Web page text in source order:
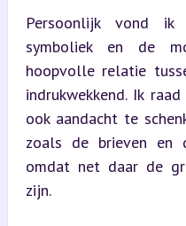
Persoonlijk vond
symboliek en de
hoopvolle relatie
indrukwekkend. Ik
ook aandacht te
zoals de brieven en
omdat net daar de
zijn.